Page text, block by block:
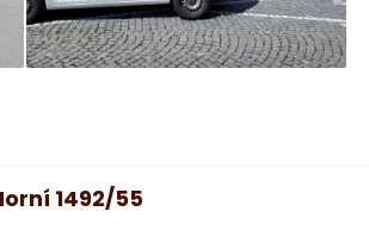
1492/55